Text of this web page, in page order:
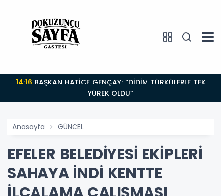
14:16
YÜREK OLDU”
Anasayfa GÜNCEL
EFELER BELEDİYESİ EKİPLERİ
SAHAYA İNDİ KENTTE